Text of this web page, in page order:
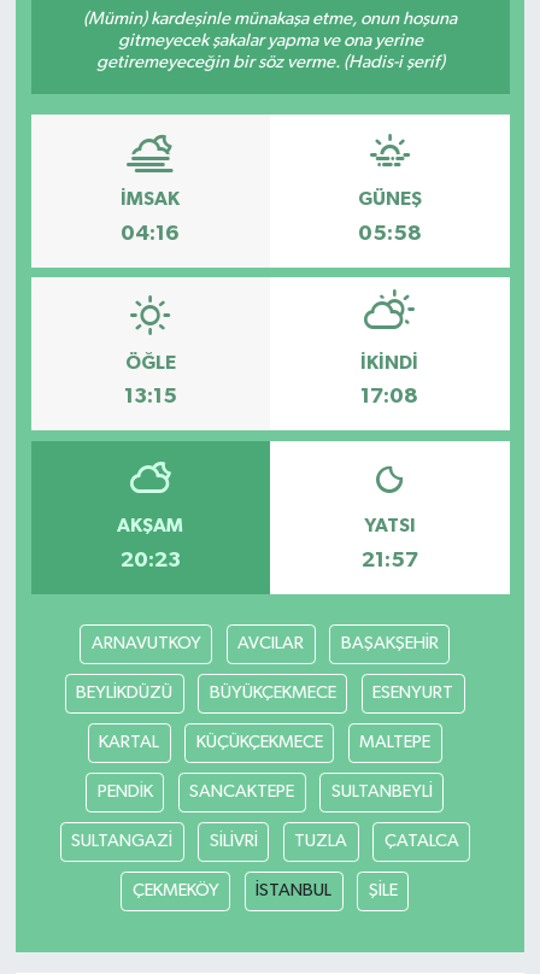
(Mümin) kardeşinle münakaşa etme, onun hoşuna
gitmeyecek şakalar yapma ve ona yerine
getiremeyeceğin bir söz verme. (Hadis-i şerif)
İMSAK
04:16
GÜNEŞ
05:58
ÖĞLE
13:15
İKINDI
17:08
AKŞAM
20:23
YATSI
21:57
ARNAVUTKOY AVCILAR BAŞAKŞEHİR
BEYLİKDÜZÜ BÜYÜKÇEKMECE ESENYURT
KARTAL KÜÇÜKÇEKMECE MALTEPE
PENDİK SANCAKTEPE SULTANBEYLİ
SULTANGAZİ SİLİVRİ TUZLA ÇATALCA
ÇEKMEKÖY İSTANBUL ŞİLE
Resmi İlanlar